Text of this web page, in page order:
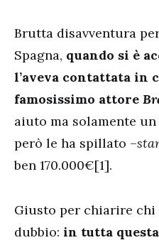
Brutta disavventura
Spagna, quando si è
l’aveva contattata in
famosissimo attore
aiuto ma solamente
però le ha spillato –
ben 170.000€[1].
Giusto per chiarire chi
dubbio: in tutta